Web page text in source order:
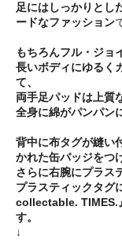
足にはしっかりとし
ードなファッション
もちろんフル・ジョ
長いボディにゆるく
て、
両手足パッドは上質
全身に綿がパンパン
背中に布タグが縫い
かれた缶バッジをつ
さらに右腕にプラス
プラスティックタグ
collectable. TIMES.
す。
↓